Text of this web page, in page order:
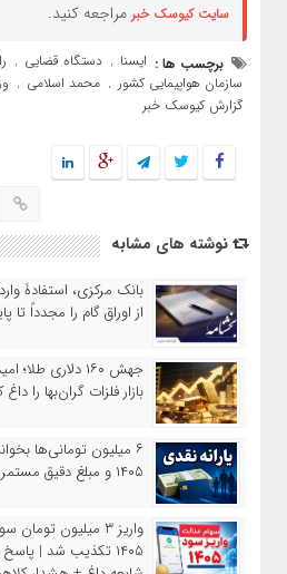
سایت کیوسک خبر مراجعه کنید.
برچسب ها : ایسنا , دستگاه قضایی ,
سازمان هواپیمایی کشور , محمد اسلامی ,
گزارش کیوسک خبر
نوشته های مشابه
بانک مرکزی، استفادۀ
از اوراق گام را مجدداً تا پایان سال
جهش ۱۶۰ دلاری
بازار فلزات گران‌بها را داغ
۶ میلیون تومانی‌ها
۱۴۰۵ و مبلغ دقیق مستمری مددجویان اعلام شد
واریز ۳ میلیون
۱۴۰۵ تکذیب شد |